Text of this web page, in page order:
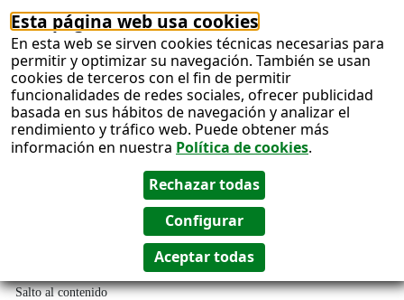
Esta página web usa cookies
En esta web se sirven cookies técnicas necesarias para
permitir y optimizar su navegación. También se usan
cookies de terceros con el fin de permitir
funcionalidades de redes sociales, ofrecer publicidad
basada en sus hábitos de navegación y analizar el
rendimiento y tráfico web. Puede obtener más
información en nuestra Política de cookies.
Salto al contenido